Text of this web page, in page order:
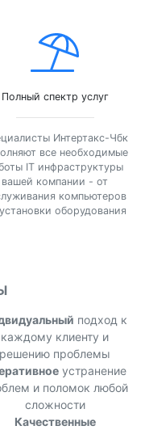
Полный спектр услуг
Интертакс-Чбк
все необходимые
IT инфраструктуры
вашей компании - от
компьютеров
оборудования
подход к
каждому клиенту и
решению проблемы
устранение
и поломок любой
сложности
Качественные